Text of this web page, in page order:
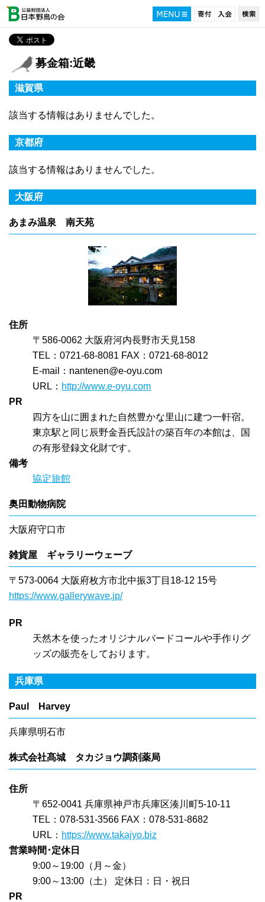
募金箱:近畿
滋賀県
該当する情報はありませんでした。
京都府
該当する情報はありませんでした。
大阪府
あまみ温泉 南天苑
住所
〒586-0062 大阪府河内長野市天見158
TEL：0721-68-8081 FAX：0721-68-8012
E-mail： nantenen@e-oyu.com
URL： http://www.e-oyu.com
PR
四方を山に囲まれた自然豊かな里山に建つ一軒宿。
東京駅と同じ辰野金吾氏設計の築百年の本館は、国
の有形登録文化財です。
備考
協定旅館
奥田動物病院
大阪府守口市
雑貨屋 ギャラリーウェーブ
〒573-0064 大阪府枚方市北中振3丁目18-12 15号
https://www.gallerywave.jp/
PR
天然木を使ったオリジナルバードコールや手作りグ
ッズの販売をしております。
兵庫県
Paul Harvey
兵庫県明石市
株式会社髙城 タカジョウ調剤薬局
住所
〒652-0041 兵庫県神戸市兵庫区湊川町5-10-11
TEL：078-531-3566 FAX：078-531-8682
URL： https://www.takajyo.biz
営業時間･定休日
9:00～19:00（月～金）
9:00～13:00（土） 定休日：日・祝日
PR